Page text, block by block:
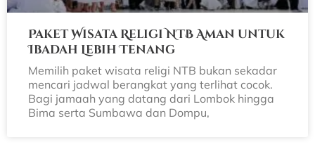
Paket Wisata Religi NTB Aman untuk
Ibadah Lebih Tenang
Memilih paket wisata religi NTB bukan sekadar
mencari jadwal berangkat yang terlihat cocok.
Bagi jamaah yang datang dari Lombok hingga
Bima serta Sumbawa dan Dompu,